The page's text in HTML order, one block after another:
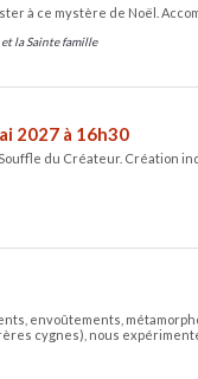
à ce mystère de Noël.
et la Sainte famille
2027 à 16h30
du Créateur. Création
envoûtements,
cygnes), nous